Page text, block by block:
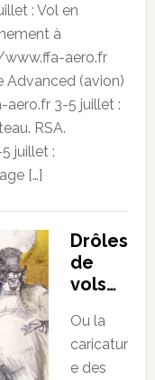
: Vol en
à
www.ffa-aero.fr
Advanced (avion)
3-5 juillet :
RSA.
juillet :
[…]
Drôles
de
vols…
Ou la
caricatur
e des